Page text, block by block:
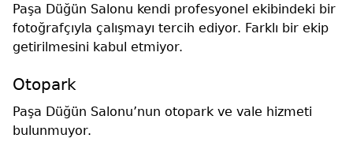
Paşa Düğün Salonu kendi profesyonel ekibindeki bir
fotoğrafçıyla çalışmayı tercih ediyor. Farklı bir ekip
getirilmesini kabul etmiyor.
Otopark
Paşa Düğün Salonu’nun otopark ve vale hizmeti
bulunmuyor.